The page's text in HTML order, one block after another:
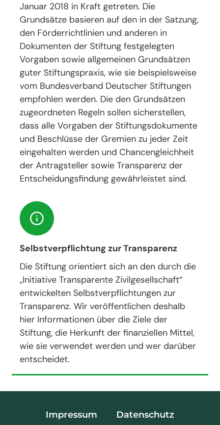
Januar 2018 in Kraft getreten. Die
Grundsätze basieren auf den in der Satzung,
den Förderrichtlinien und anderen in
Dokumenten der Stiftung festgelegten
Vorgaben sowie allgemeinen Grundsätzen
guter Stiftungspraxis, wie sie beispielsweise
vom Bundesverband Deutscher Stiftungen
empfohlen werden. Die den Grundsätzen
zugeordneten Regeln sollen sicherstellen,
dass alle Vorgaben der Stiftungsdokumente
und Beschlüsse der Gremien zu jeder Zeit
eingehalten werden und Chancengleichheit
der Antragsteller sowie Transparenz der
Entscheidungsfindung gewährleistet sind.
Selbstverpflichtung zur Transparenz
Die Stiftung orientiert sich an den durch die
„Initiative Transparente Zivilgesellschaft“
entwickelten Selbstverpflichtungen zur
Transparenz. Wir veröffentlichen deshalb
hier Informationen über die Ziele der
Stiftung, die Herkunft der finanziellen Mittel,
wie sie verwendet werden und wer darüber
entscheidet.
Impressum Datenschutz